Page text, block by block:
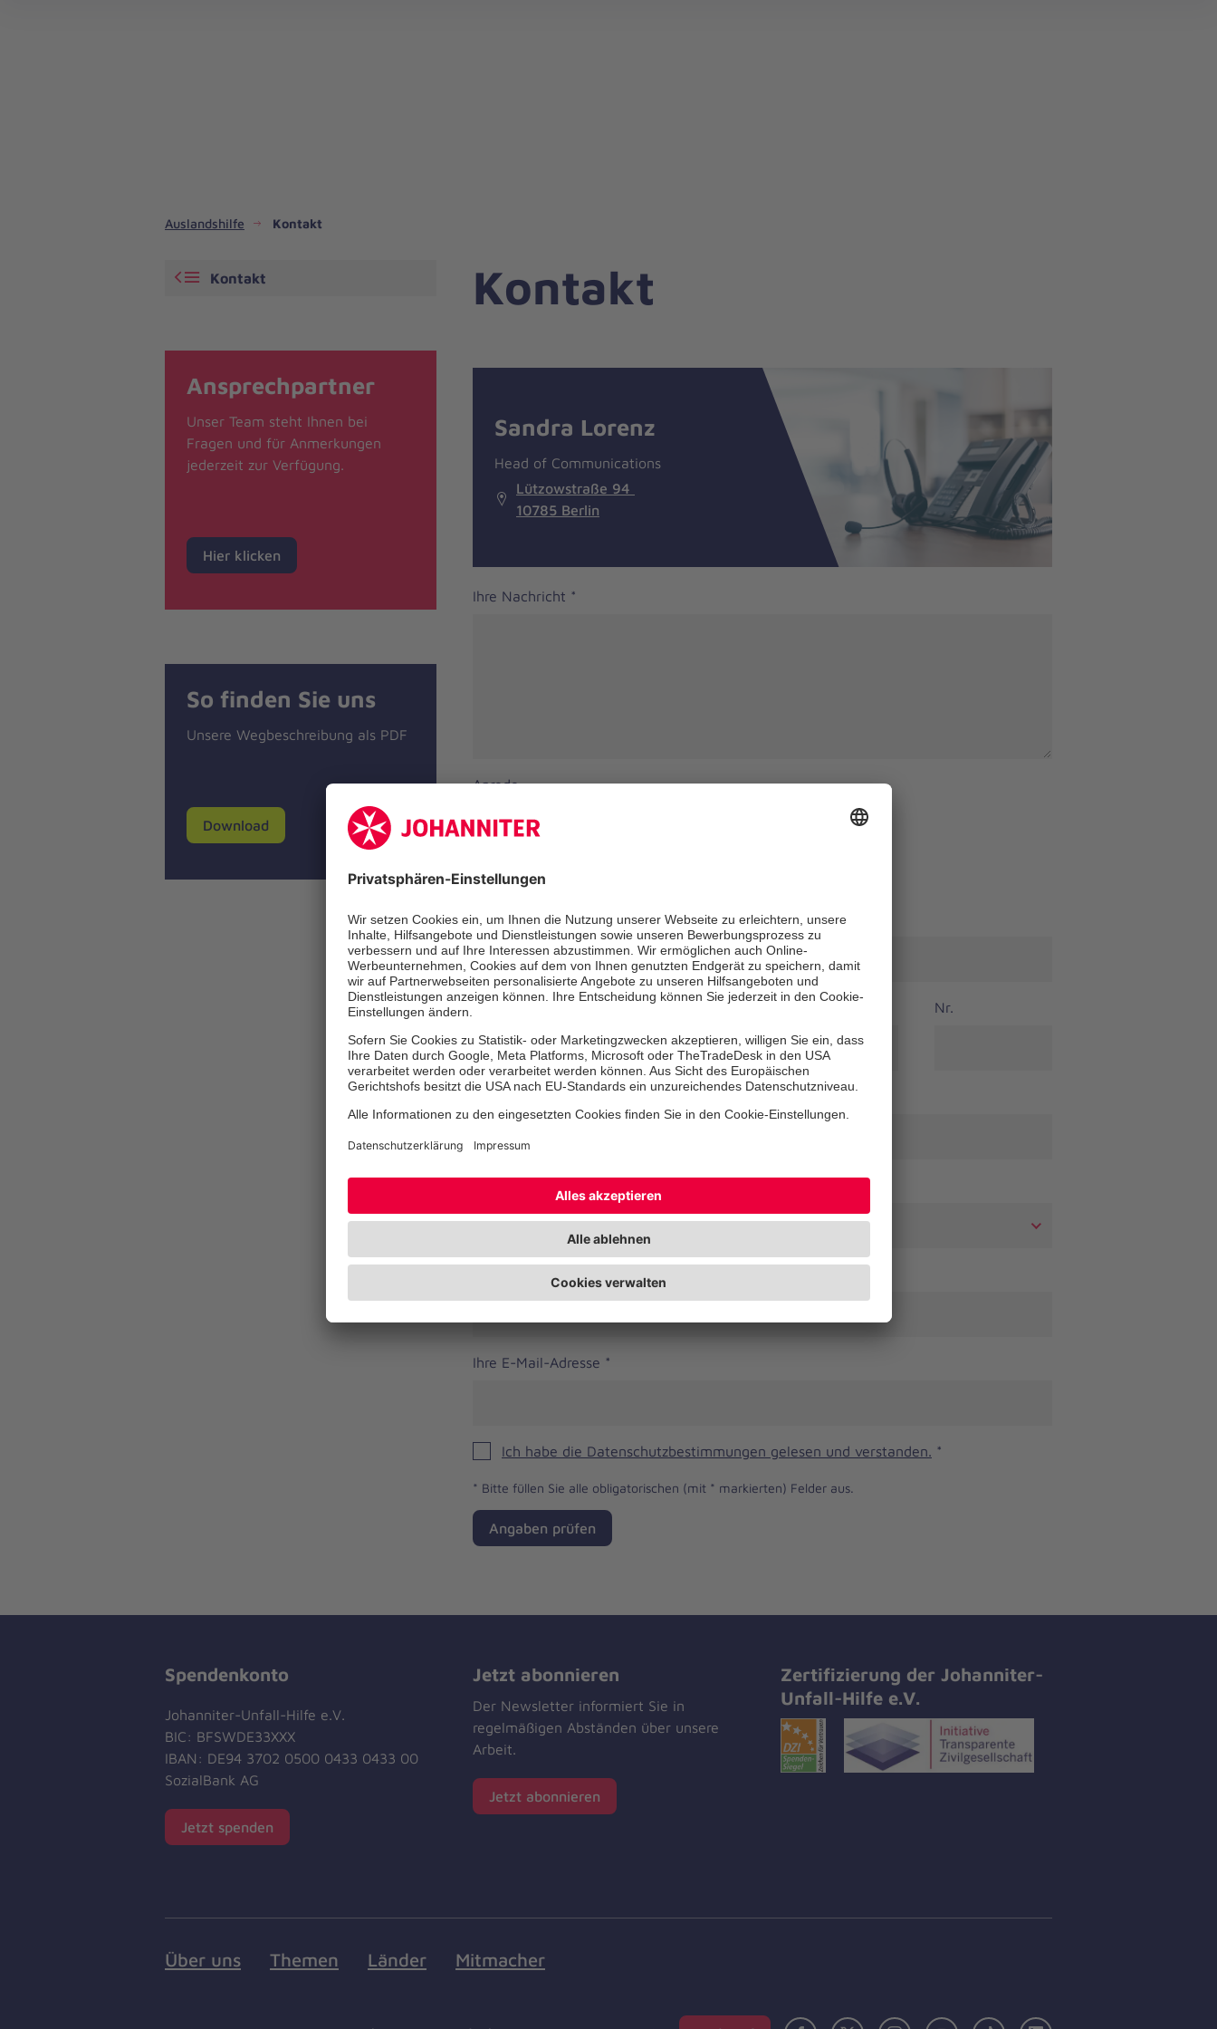
Auslandshilfe Kontakt
Kontakt
Sandra Lorenz
Head of Communications
Lützowstraße 94
10785 Berlin
Ihre Nachricht *
Anrede
Divers
Ihr Vorname* Ihr Nachname
Straße Nr.
PLZ* Ort*
Telefonnummer
Ihre E-Mail-Adresse *
Ich habe die Datenschutzbestimmungen gelesen und verstanden. *
* Bitte füllen Sie alle obligatorischen (mit * markierten) Felder aus.
Angaben prüfen
Kontakt
Ansprechpartner
Unser Team steht Ihnen bei
Fragen und für Anmerkungen
jederzeit zur Verfügung.
Hier klicken
So finden Sie uns
Unsere Wegbeschreibung als PDF
Download
Spendenkonto
Johanniter-Unfall-Hilfe e.V.
BIC: BFSWDE33XXX
IBAN: DE94 3702 0500 0433 0433 00
SozialBank AG
Jetzt spenden
Jetzt abonnieren
Der Newsletter informiert Sie in
regelmäßigen Abständen über unsere
Arbeit.
Jetzt abonnieren
Zertifizierung der Johanniter-
Unfall-Hilfe e.V.
Über uns Themen Länder Mitmacher